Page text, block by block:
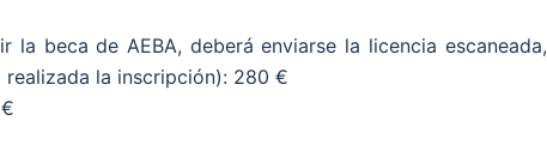
beca de AEBA, deberá enviarse la licencia escaneada,
la inscripción): 280 €